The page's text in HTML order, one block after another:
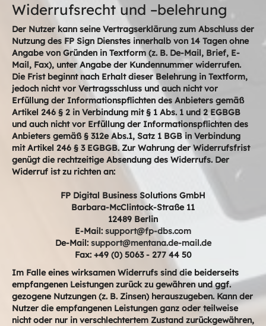
Widerrufsrecht und –belehrung
Der Nutzer kann seine Vertragserklärung zum Abschluss der
Nutzung des FP Sign Dienstes innerhalb von 14 Tagen ohne
Angabe von Gründen in Textform (z. B. De-Mail, Brief, E-
Mail, Fax), unter Angabe der Kundennummer widerrufen.
Die Frist beginnt nach Erhalt dieser Belehrung in Textform,
jedoch nicht vor Vertragsschluss und auch nicht vor
Erfüllung der Informationspflichten des Anbieters gemäß
Artikel 246 § 2 in Verbindung mit § 1 Abs. 1 und 2 EGBGB
und auch nicht vor Erfüllung der Informationspflichten des
Anbieters gemäß § 312e Abs.1, Satz 1 BGB in Verbindung
mit Artikel 246 § 3 EGBGB. Zur Wahrung der Widerrufsfrist
genügt die rechtzeitige Absendung des Widerrufs. Der
Widerruf ist zu richten an:
FP Digital Business Solutions GmbH
Barbara-McClintock-Straße 11
12489 Berlin
E-Mail: support@fp-dbs.com
De-Mail: support@mentana.de-mail.de
Fax: +49 (0) 5063 - 277 44 50
Im Falle eines wirksamen Widerrufs sind die beiderseits
empfangenen Leistungen zurück zu gewähren und ggf.
gezogene Nutzungen (z. B. Zinsen) herauszugeben. Kann der
Nutzer die empfangenen Leistungen ganz oder teilweise
nicht oder nur in verschlechtertem Zustand zurückgewähren,